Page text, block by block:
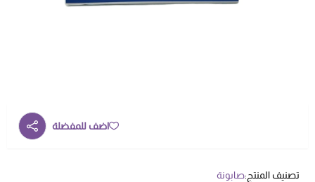
اضف للمفضلة
تصنيف المنتج:صابونة